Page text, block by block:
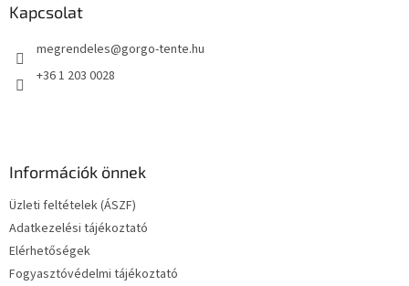
Kapcsolat
megrendeles@gorgo-tente.hu
+36 1 203 0028
Információk önnek
Üzleti feltételek (ÁSZF)
Adatkezelési tájékoztató
Elérhetőségek
Fogyasztóvédelmi tájékoztató